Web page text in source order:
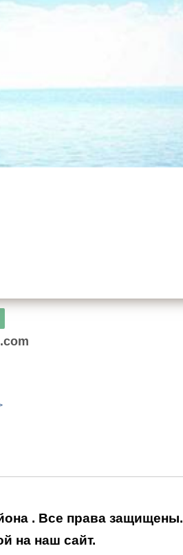
. Все права защищены.
на наш сайт.